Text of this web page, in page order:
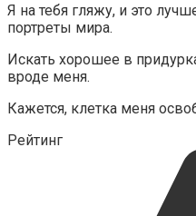
Я на тебя гляжу, и это
портреты мира.
Искать хорошее в
вроде меня.
Кажется, клетка меня
Рейтинг